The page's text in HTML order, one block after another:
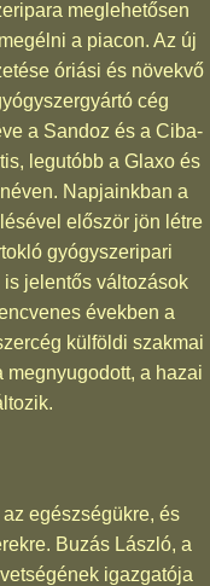
meglehetősen
a piacon. Az új
óriási és növekvő
cég
a Sandoz és a Ciba-
legutóbb a Glaxo és
Napjainkban a
először jön létre
gyógyszeripari
jelentős változások
években a
külföldi szakmai
megnyugodott, a hazai
egészségükre, és
Buzás László, a
igazgatója